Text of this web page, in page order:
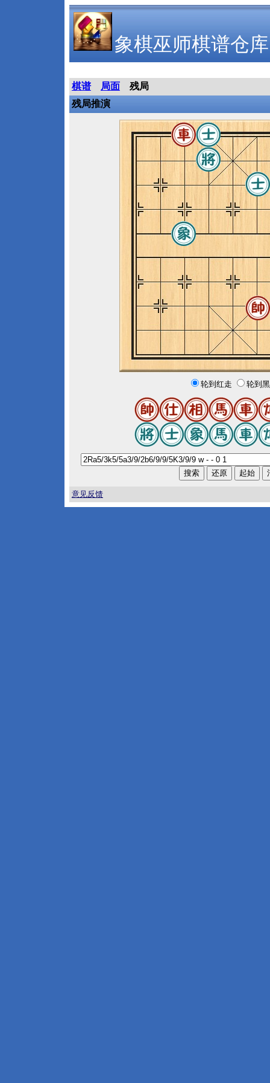
象棋巫师棋谱仓库
棋谱 局面
残局
残局推演
轮到红走 轮到
意见反馈